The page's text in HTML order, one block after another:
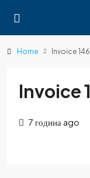
Home Invoice
Invoice
7 година ago